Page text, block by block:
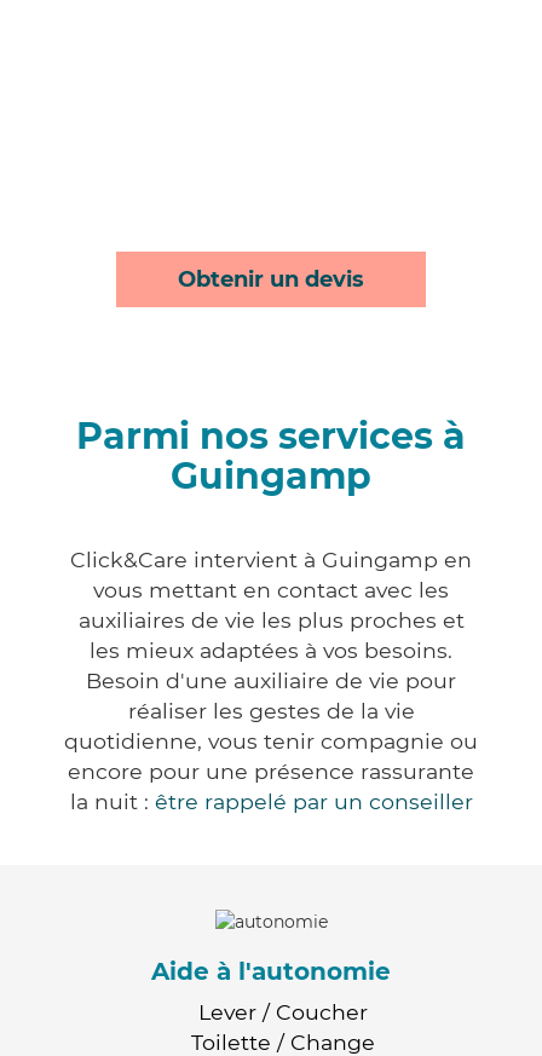
Obtenir un devis
Parmi nos services à
Guingamp
Click&Care intervient à Guingamp en
vous mettant en contact avec les
auxiliaires de vie les plus proches et
les mieux adaptées à vos besoins.
Besoin d'une auxiliaire de vie pour
réaliser les gestes de la vie
quotidienne, vous tenir compagnie ou
encore pour une présence rassurante
la nuit : être rappelé par un conseiller
Aide à l'autonomie
Lever / Coucher
Toilette / Change